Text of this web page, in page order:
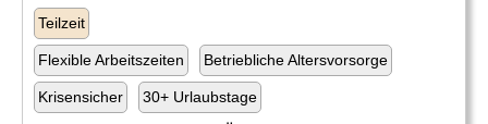
Teilzeit
Flexible Arbeitszeiten Betriebliche Altersvorsorge
Krisensicher 30+ Urlaubstage